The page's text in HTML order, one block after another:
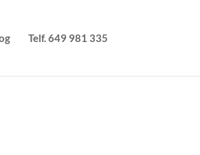
Telf. 649 981 335